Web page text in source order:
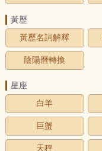
黃歷
黃歷名詞解釋
陰陽曆轉換
星座
白羊
巨蟹
天秤